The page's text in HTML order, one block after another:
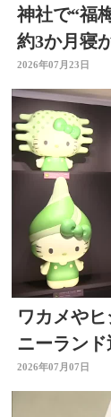
神社で“福
約3か月寝
るように」
2026年07月23日
ワカメや
ニーラン
分
2026年07月07日